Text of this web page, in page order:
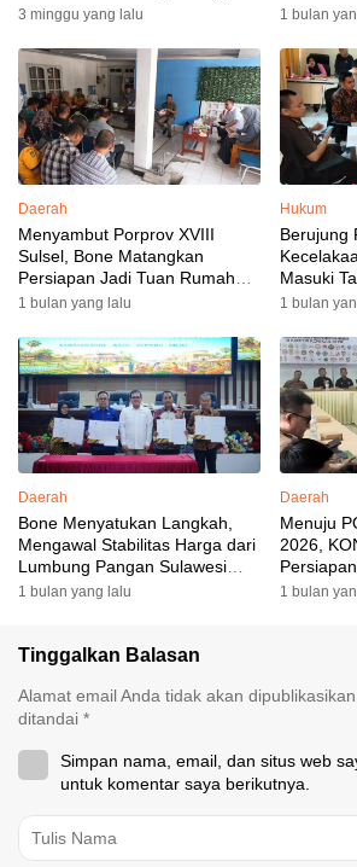
3 minggu yang lalu 1 bulan
Daerah
Menyambut Porprov XVIII
Sulsel, Bone Matangkan
Persiapan Jadi Tuan Rumah
yang Berkesan: Wakil Bupati
Targetkan Venue dan
Akomodasi Rampung
1 bulan yang lalu
Hukum
Berujung
Masuki
1 bulan
Daerah
Bone Menyatukan Langkah,
Mengawal Stabilitas Harga dari
Lumbung Pangan Sulawesi
Selatan
1 bulan yang lalu
Daerah
Menuju
2026,
Besar
1 bulan
Tinggalkan Balasan
Alamat email Anda tidak akan dipublikasikan.
ditandai *
Simpan nama, email, dan situs web
untuk komentar saya berikutnya.